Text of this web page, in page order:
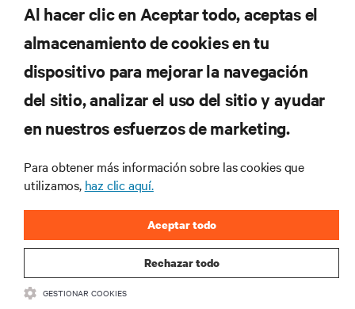
regístrate ahora
RECURSOS
CORPORATIVO
CONECTA CON NOSOTROS
Al hacer clic en Aceptar todo, aceptas el
almacenamiento de cookies en tu
dispositivo para mejorar la navegación
del sitio, analizar el uso del sitio y ayudar
en nuestros esfuerzos de marketing.
Para obtener más información sobre las cookies que
utilizamos, haz clic aquí.
Rechazar todo
Aceptar todo
GESTIONAR COOKIES